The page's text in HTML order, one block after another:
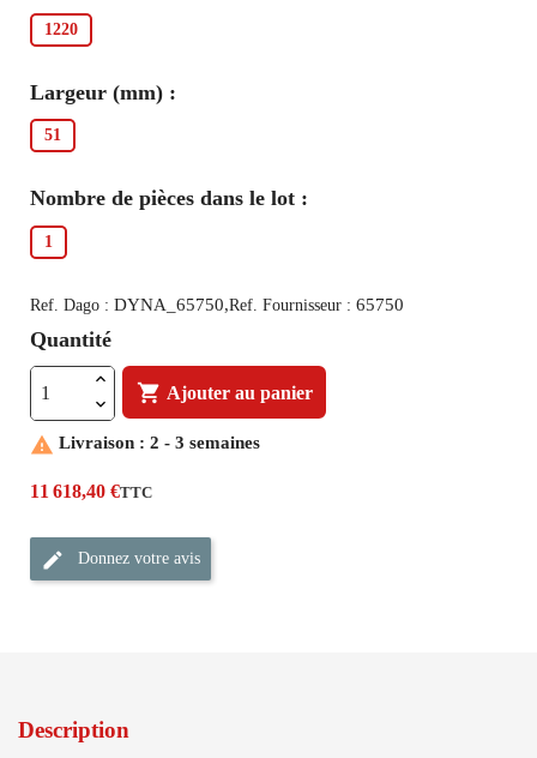
1220
Largeur (mm) :
51
Nombre de pièces dans le lot :
1
Ref. Dago : DYNA_65750,Ref. Fournisseur : 65750
Quantité
 Ajouter au panier
 Livraison : 2 - 3 semaines
11 618,40 €TTC
Donnez votre avis
Description